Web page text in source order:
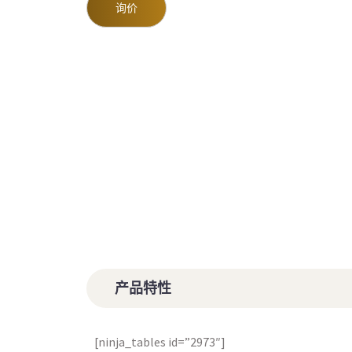
询价
产品特性
[ninja_tables id=”2973″]